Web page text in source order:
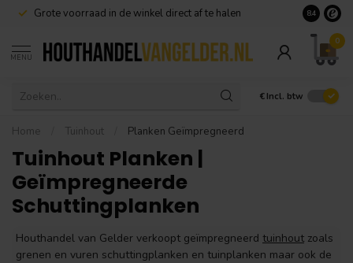
Grote voorraad in de winkel direct af te halen 8.4
MENU
0
€ Incl. btw
Home Tuinhout Planken Geïmpregneerd
Tuinhout Planken |
Geïmpregneerde
Schuttingplanken
Houthandel van Gelder verkoopt geïmpregneerd tuinhout zoals
grenen en vuren schuttingplanken en tuinplanken maar ook de